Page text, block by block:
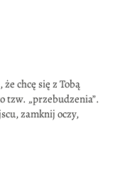
chcę się z Tobą
tzw. „przebudzenia”.
zamknij oczy,